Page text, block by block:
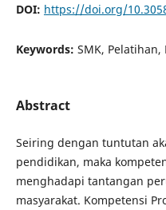
DOI: https://doi.org/
Keywords: SMK,
Abstract
Seiring dengan tuntutan
pendidikan, maka
menghadapi tantangan
masyarakat. Kompetensi